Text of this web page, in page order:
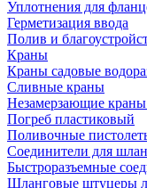
Уплотнения для
Герметизация ввода
Полив и
Краны
Краны садовые
Сливные краны
Незамерзающие
Погреб пластиковый
Поливочные
Соединители для
Быстроразъемные
Шланговые штуцеры